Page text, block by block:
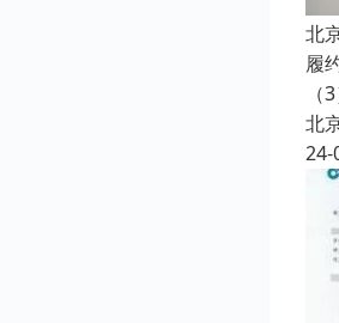
北
履
北
24-